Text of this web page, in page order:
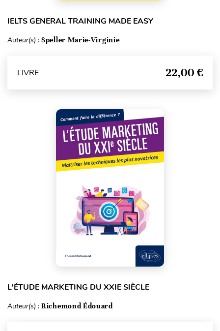
IELTS GENERAL TRAINING MADE EASY
Auteur(s) : Speller Marie-Virginie
LIVRE 22,00 €
L'ÉTUDE MARKETING DU XXIE SIÈCLE
Auteur(s) : Richemond Édouard